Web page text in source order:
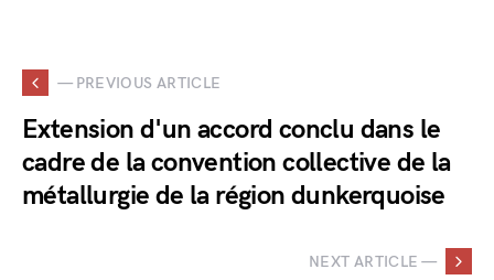
— PREVIOUS ARTICLE
Extension d'un accord conclu dans le
cadre de la convention collective de la
métallurgie de la région dunkerquoise
NEXT ARTICLE —